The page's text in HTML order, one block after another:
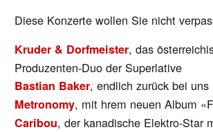
Diese Konzerte wollen Sie nicht
Kruder & Dorfmeister, das
Produzenten-Duo der Superlative
Bastian Baker, endlich zurück bei uns
Metronomy, mit hrem neuen Album
Caribou, der kanadische Elektro-Star